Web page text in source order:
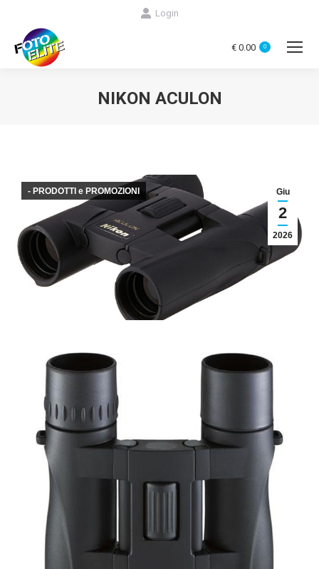
Login
€ 0.00 0
NIKON ACULON
Giu
2
2026
- PRODOTTI e PROMOZIONI